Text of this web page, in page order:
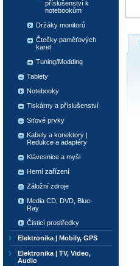
příslušenství k
notebookům
Držáky monitorů
Čtečky paměťových
karet
Tuning/Modding
Tablety
Notebooky
Tiskárny a příslušenství
Siťové prvky
Kabely a konektory |
Redukce a adaptéry
Klávesnice a myši
Herní zařízení
Záložní zdroje
Media CD, DVD, Blue-
Ray
Čisticí prostředky
Elektronika | Mobily, GPS
Elektronika | TV, Video,
Audio